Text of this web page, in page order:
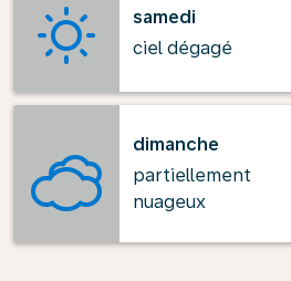
samedi
ciel dégagé
dimanche
partiellement
nuageux